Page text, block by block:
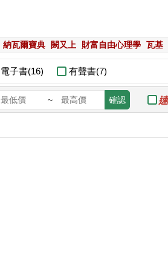
納瓦爾寶典 闕又上 財富自由心理學 瓦基
電子書(16) 有聲書(7)
~ 確認